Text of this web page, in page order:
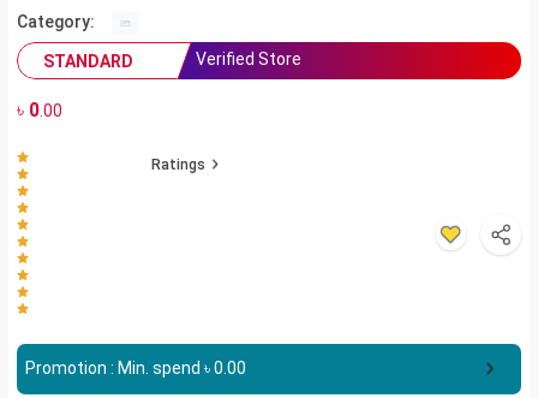
Category:
STANDARD
Verified Store
৳ 0.00
Ratings
Promotion : Min. spend ৳0.00